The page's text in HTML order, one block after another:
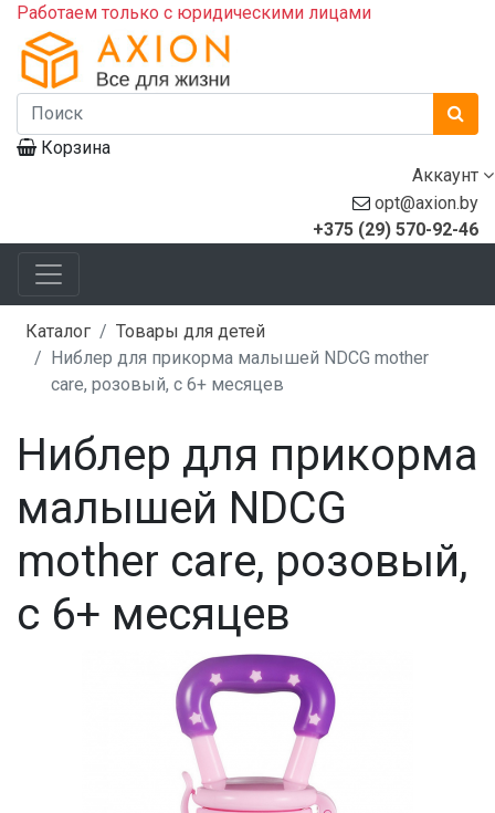
Работаем только с юридическими лицами
Корзина
Аккаунт
opt@axion.by
+375 (29) 570-92-46
Каталог
Товары для детей
Ниблер для прикорма малышей NDCG mother
care, розовый, с 6+ месяцев
Ниблер для прикорма
малышей NDCG
mother care, розовый,
с 6+ месяцев